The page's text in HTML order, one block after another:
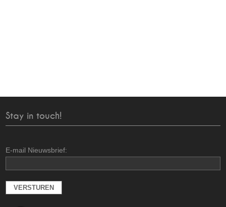
Stay in touch!
E-mail Nieuwsbrief: